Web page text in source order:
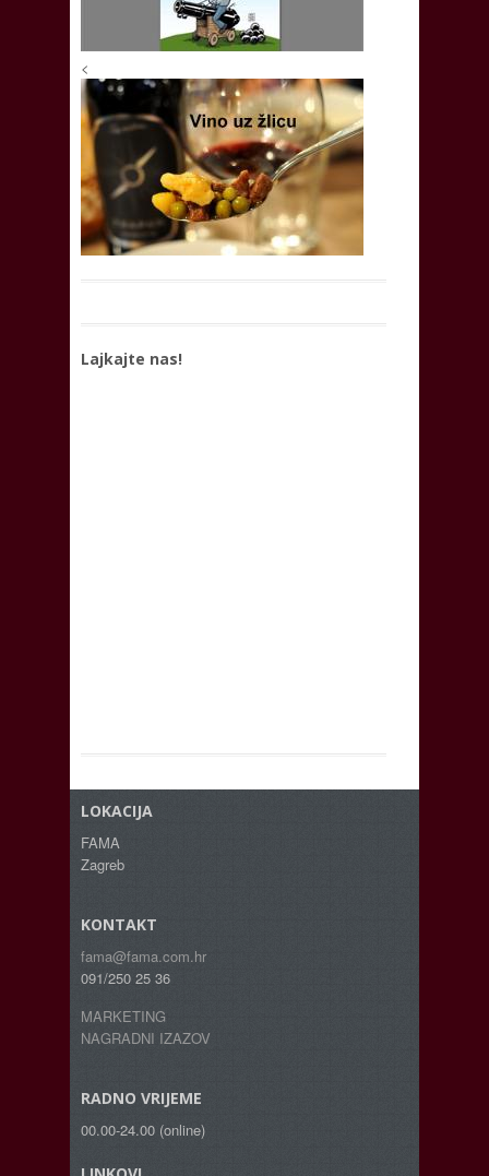
<
Lajkajte nas!
LOKACIJA
FAMA
Zagreb
KONTAKT
fama@fama.com.hr
091/250 25 36
MARKETING
NAGRADNI IZAZOV
RADNO VRIJEME
00.00-24.00 (online)